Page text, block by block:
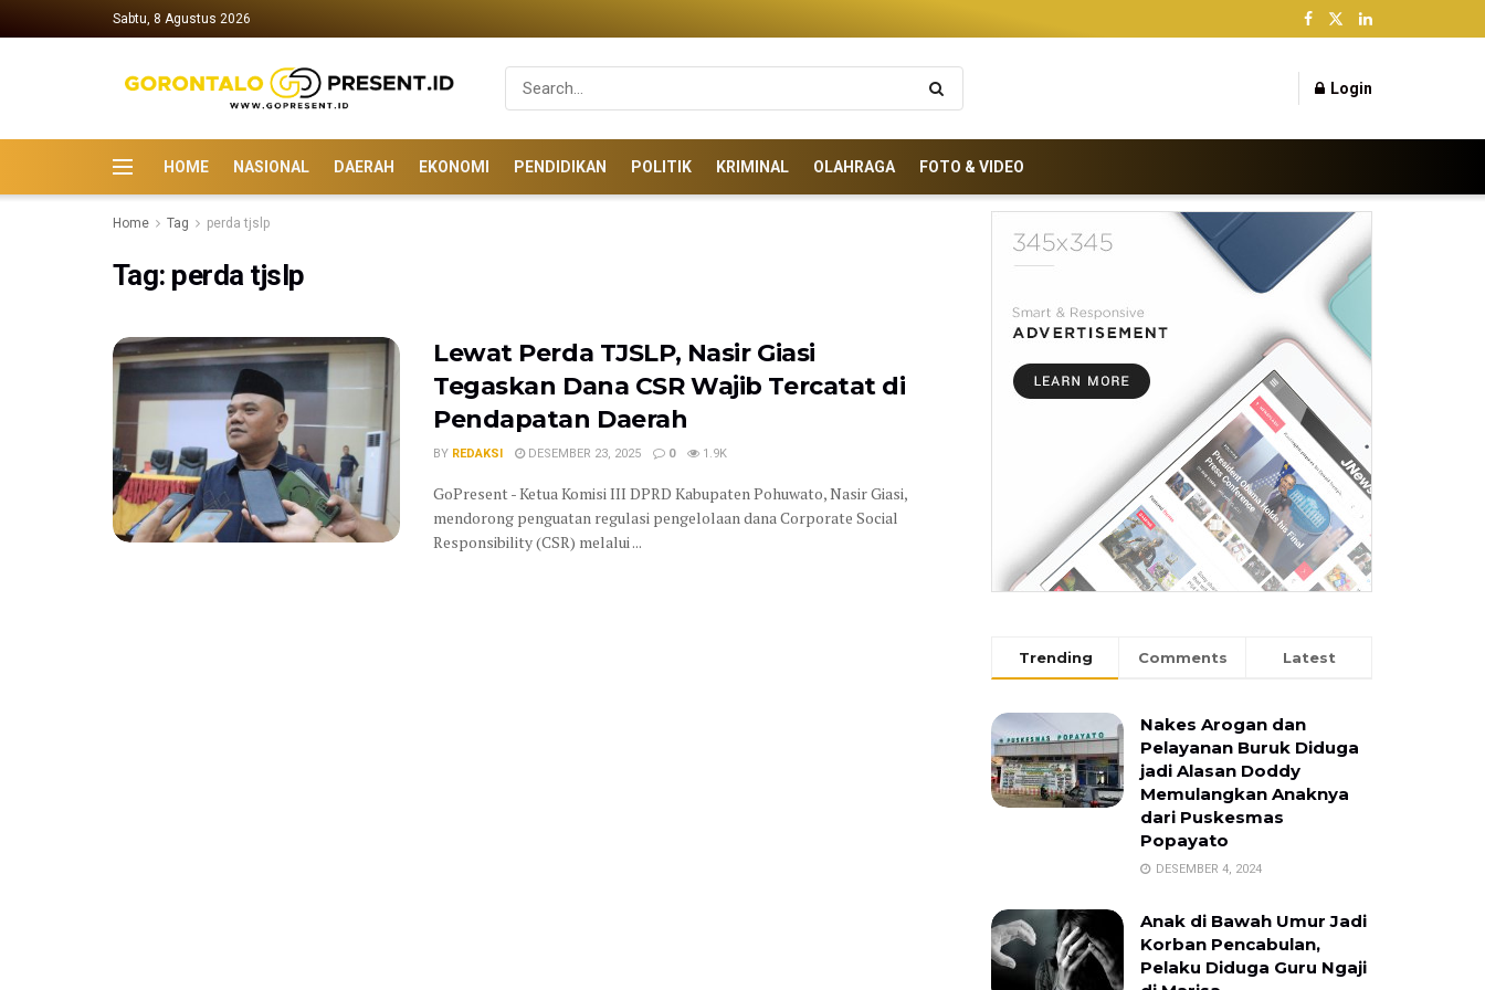
Sabtu, 8 Agustus 2026
Login
HOME NASIONAL DAERAH EKONOMI PENDIDIKAN POLITIK KRIMINAL OLAHRAGA FOTO & VIDEO
Home Tag perda tjslp
Tag: perda tjslp
Lewat Perda TJSLP, Nasir Giasi
Tegaskan Dana CSR Wajib Tercatat di
Pendapatan Daerah
BY REDAKSI DESEMBER 23, 2025 0 1.9K
GoPresent - Ketua Komisi III DPRD Kabupaten Pohuwato, Nasir Giasi,
mendorong penguatan regulasi pengelolaan dana Corporate Social
Responsibility (CSR) melalui ...
Trending Comments Latest
Nakes Arogan dan
Pelayanan Buruk Diduga
jadi Alasan Doddy
Memulangkan Anaknya
dari Puskesmas
Popayato
DESEMBER 4, 2024
Anak di Bawah Umur Jadi
Korban Pencabulan,
Pelaku Diduga Guru Ngaji